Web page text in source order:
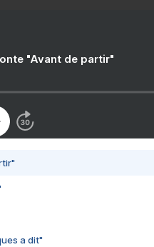
"Avant de partir"
a dit"